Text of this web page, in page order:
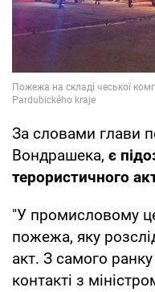
За словами глави
Вондрашека, є
терористичного
"У промисловому
пожежа, яку
акт. З самого
контакті з